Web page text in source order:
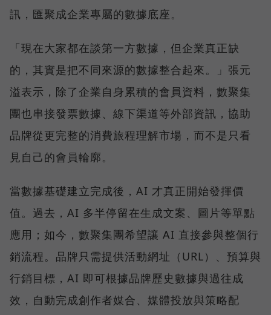
訊，匯聚成企業專屬的數據底座。
「現在大家都在談第一方數據，但企業真正缺
的，其實是把不同來源的數據整合起來。」張元
溢表示，除了企業自身累積的會員資料，數聚集
團也串接發票數據、線下渠道等外部資訊，協助
品牌從更完整的消費旅程理解市場，而不是只看
見自己的會員輪廓。
當數據基礎建立完成後，AI 才真正開始發揮價
值。過去，AI 多半停留在生成文案、圖片等單點
應用；如今，數聚集團希望讓 AI 直接參與整個行
銷流程。品牌只需提供活動網址（URL）、預算與
行銷目標，AI 即可根據品牌歷史數據與過往成
效，自動完成創作者媒合、媒體投放與策略配